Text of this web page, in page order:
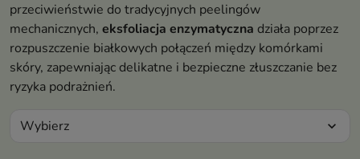
przeciwieństwie do tradycyjnych peelingów
mechanicznych, eksfoliacja enzymatyczna działa poprzez
rozpuszczenie białkowych połączeń między komórkami
skóry, zapewniając delikatne i bezpieczne złuszczanie bez
ryzyka podrażnień.
Wybierz expand_more